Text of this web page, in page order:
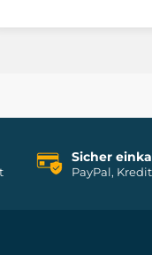
Sicher
PayPal,